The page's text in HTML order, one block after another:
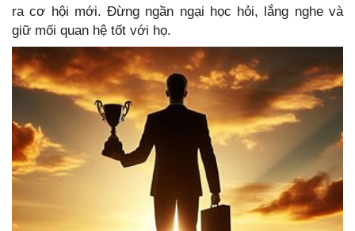
ra cơ hội mới. Đừng ngần ngại học hỏi, lắng nghe và
giữ mối quan hệ tốt với họ.